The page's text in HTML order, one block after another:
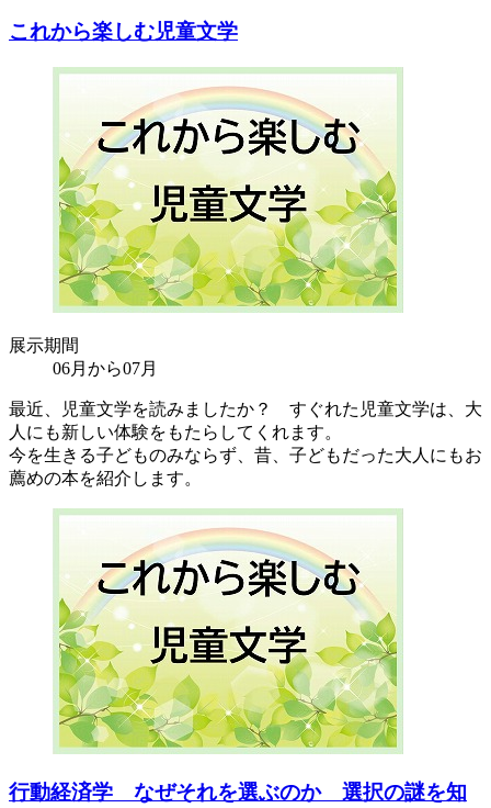
これから楽しむ児童文学
展示期間
06月から07月
最近、児童文学を読みましたか？ すぐれた児童文学は、大
人にも新しい体験をもたらしてくれます。
今を生きる子どものみならず、昔、子どもだった大人にもお
薦めの本を紹介します。
行動経済学 なぜそれを選ぶのか 選択の謎を知